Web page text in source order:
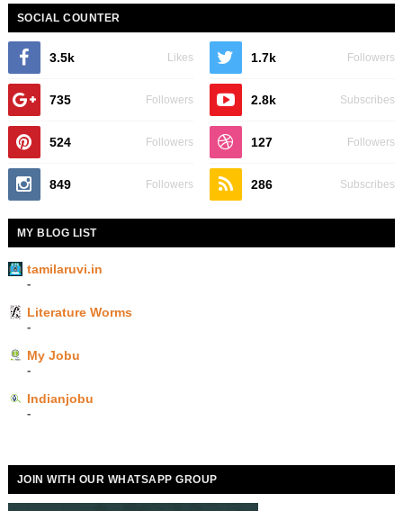
SOCIAL COUNTER
3.5k Likes 1.7k Followers
735 Followers 2.8k Subscribes
524 Followers 127 Followers
849 Followers 286 Subscribes
MY BLOG LIST
tamilaruvi.in
-
Literature Worms
-
My Jobu
-
Indianjobu
-
JOIN WITH OUR WHATSAPP GROUP